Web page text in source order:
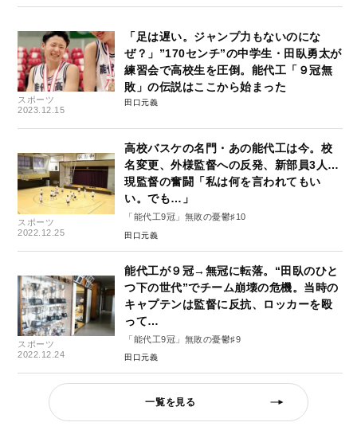
スポーツ
2023.12.15
「足は遅い。ジャンプ力もないのにな
ぜ？」”170センチ”の中学生・田臥勇太が
練習会で高校生を圧倒。能代工「９冠無
敗」の伝説はここから始まった
田口元義
スポーツ
2022.12.25
高校バスケの名門・あの能代工は今。校
名変更、外様監督への反発、新部員3人…
現監督の奮闘「私は何を言われてもい
い。でも…」
「能代工9冠」無敗の憂鬱♯10
田口元義
スポーツ
2022.12.24
能代工が９冠→無冠に転落。“田臥のひと
つ下の世代”でチーム崩壊の危機。当時の
キャプテンは監督に反抗、ロッカーを殴
って…
「能代工9冠」無敗の憂鬱♯9
田口元義
一覧を見る